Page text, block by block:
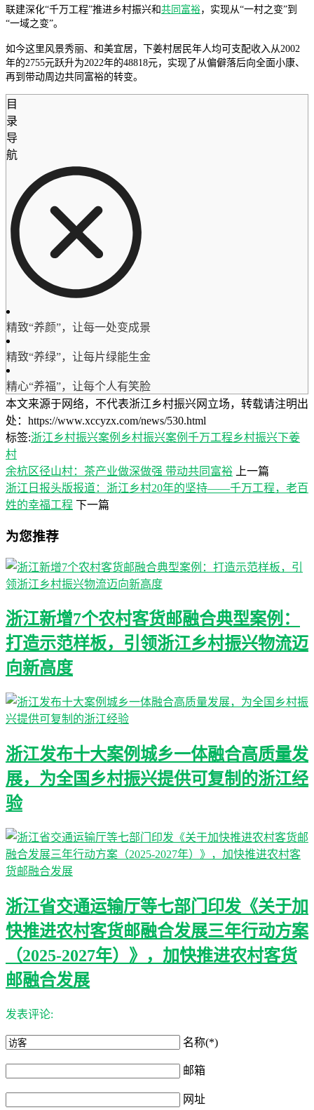
联建深化“千万工程”推进乡村振兴和共同富裕，实现从“一村之变”到
“一域之变”。
如今这里风景秀丽、和美宜居，下姜村居民年人均可支配收入从2002
年的2755元跃升为2022年的48818元，实现了从偏僻落后向全面小康、
再到带动周边共同富裕的转变。
目
录
导
航
精致“养颜”，让每一处变成景
精致“养绿”，让每片绿能生金
精心“养福”，让每个人有笑脸
本文来源于网络，不代表浙江乡村振兴网立场，转载请注明出
处：https://www.xccyzx.com/news/530.html
标签:浙江乡村振兴案例 乡村振兴案例 千万工程乡村振兴下姜
村
余杭区径山村：茶产业做深做强 带动共同富裕
上一篇
浙江日报头版报道：浙江乡村20年的坚持——千万工程，老百
姓的幸福工程 下一篇
为您推荐
浙江新增7个农村客货邮融合典型案例：
打造示范样板，引领浙江乡村振兴物流迈
向新高度
浙江发布十大案例城乡一体融合高质量发
展，为全国乡村振兴提供可复制的浙江经
验
浙江省交通运输厅等七部门印发《关于加
快推进农村客货邮融合发展三年行动方案
（2025-2027年）》，加快推进农村客货
邮融合发展
发表评论:
名称(*)
邮箱
网址